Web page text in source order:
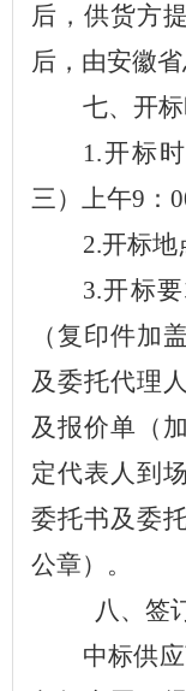
后，供货方
后， 由安徽
七、开
1.开标时
三）上午9 ：
2.开标地
3.开标
（复印件加
及委托代理
及报价单（
定代表人到
委托书及委
公章）。
八、签
中标供